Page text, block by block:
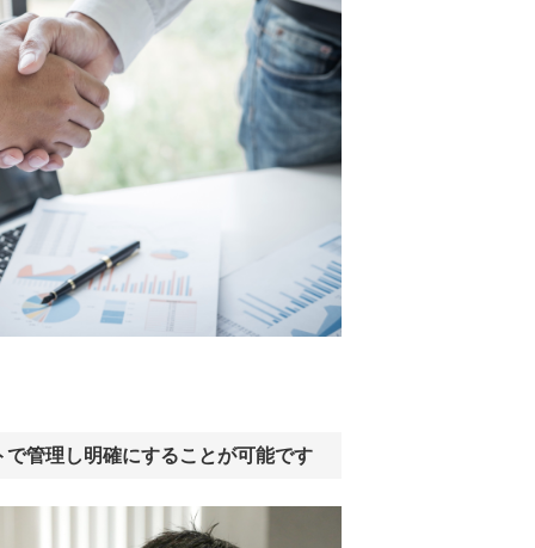
管理し明確にすることが可能です